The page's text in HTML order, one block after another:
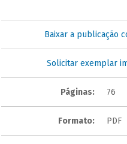
Baixar a publicação
Solicitar exemplar
Páginas: 76
Formato: PDF